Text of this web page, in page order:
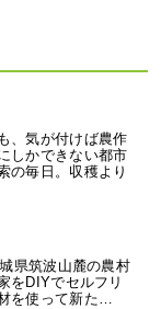
、気が付けば農作
しかできない都市
の毎日。収穫より
県筑波山麓の農村
をDIYでセルフリ
を使って新た…